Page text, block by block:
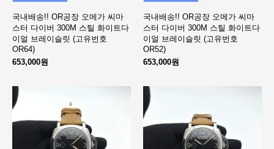
국내배송!! OR공장 오메가 씨마
스터 다이버 300M 스틸 화이트다
이얼 브레이슬릿 (고유번호
OR64)
653,000원
국내배송!! OR공장 오메가 씨마
스터 다이버 300M 스틸 화이트다
이얼 브레이슬릿 (고유번호
OR52)
653,000원